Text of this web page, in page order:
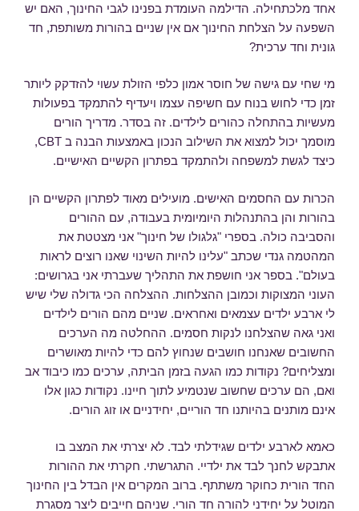
אחד מלכתחילה. הדילמה העומדת בפנינו לגבי החינוך, האם יש
השפעה על הצלחת החינוך אם אין שניים בהורות משותפת, חד
גונית וחד ערכית?
מי שחי עם גישה של חוסר אמון כלפי הזולת עשוי להזדקק ליותר
זמן כדי לחוש בנוח עם חשיפה עצמו ויעדיף להתמקד בפעולות
מעשיות בהתחלה כהורים לילדים. זה בסדר. מדריך הורים
מוסמך יכול למצוא את השילוב הנכון באמצעות הבנה ב CBT,
כיצד לגשת למשפחה ולהתמקד בפתרון הקשיים האישיים.
הכרות עם החסמים האישים. מועילים מאוד לפתרון הקשיים הן
בהורות והן בהתנהלות היומיומית בעבודה, עם ההורים
והסביבה כולה. בספרי "גלגולו של חינוך" אני מצטטת את
המהטמה גנדי שכתב "עלינו להיות השינוי שאנו רוצים לראות
בעולם". בספר אני חושפת את התהליך שעברתי אני בגרושים:
העוני המצוקות וכמובן ההצלחות. ההצלחה הכי גדולה שלי שיש
לי ארבע ילדים עצמאים ואחראים. שניים מהם הורים לילדים
ואני גאה שהצלחנו לנקות חסמים. ההחלטה מה הערכים
החשובים שאנחנו חושבים שנחוץ להם כדי להיות מאושרים
ומצליחים? נקודות כמו הגעה בזמן הביתה, ערכים כמו כיבוד אב
ואם, הם ערכים שחשוב שנטמיע לתוך חיינו. נקודות כגון אלו
אינם מותנים בהיותנו חד הוריים, יחידניים או זוג הורים.
כאמא לארבע ילדים שגידלתי לבד. לא יצרתי את המצב בו
אתבקש לחנך לבד את ילדיי. התגרשתי. חקרתי את ההורות
החד הורית כחוקר משתתף. ברוב המקרים אין הבדל בין החינוך
המוטל על יחידני להורה חד הורי. שניהם חייבים ליצר מסגרת